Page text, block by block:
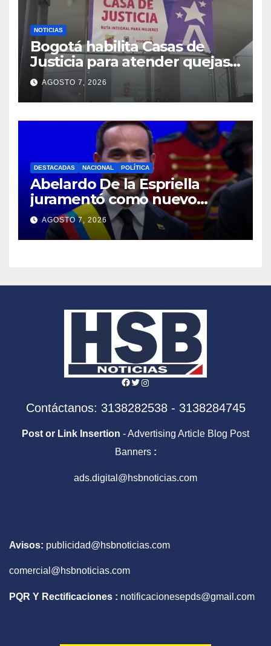
NOTICIAS
Bogotá habilita Casas de
Justicia para atender quejas
por falta de medicamentos y
demoras en citas
AGOSTO 7, 2026
DESTACADAS NACIONAL POLÍTICA
Abelardo De la Espriella
juramentó como nuevo
presidente de Colombia
2026- 2030
AGOSTO 7, 2026
Facebook
Twitter
Instagram
Contáctanos: 3138282538 - 3138284745
Post or Link Insertion - Advertising Article Blog Post
Banners :
ads.digital@hsbnoticias.com
Avisos: publicidad@hsbnoticias.com
comercial@hsbnoticias.com
PQR Y Rectificaciones : notificacionesepds@gmail.com